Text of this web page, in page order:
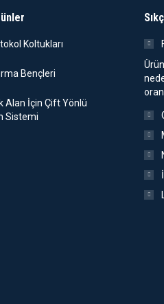
Koltukları
Bençleri
Alan İçin Çift Yönlü
Sistemi